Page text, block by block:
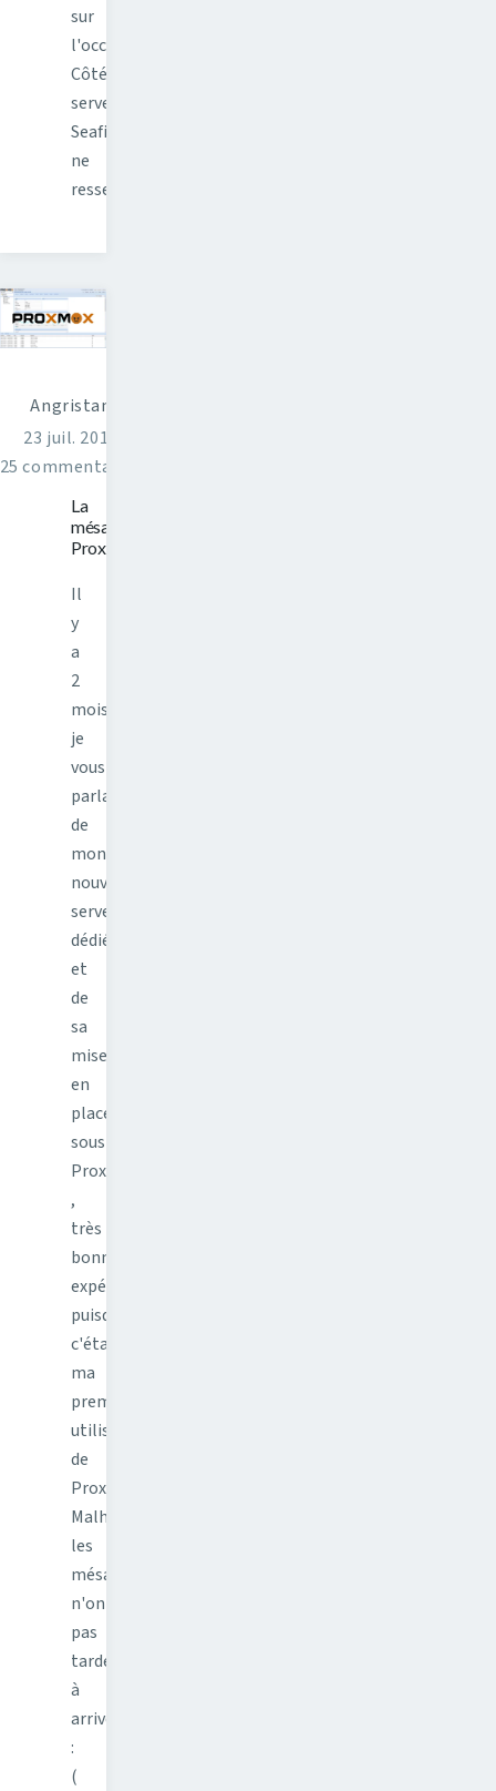
sur
l'occasion.
Côté
serveur,
Seafile
ne
ressemble…
Angristan
23 juil. 2016
25 commentaires
La
mésaventure
Proxmox
Il
y
a
2
mois
je
vous
parlais
de
mon
nouveau
serveur
dédié
et
de
sa
mise
en
place
sous
Proxmox
,
très
bonne
expérience
puisque
c'était
ma
première
utilisation
de
Proxmox.
Malheureusement,
les
mésaventures
n'ont
pas
tardé
à
arriver
:
(